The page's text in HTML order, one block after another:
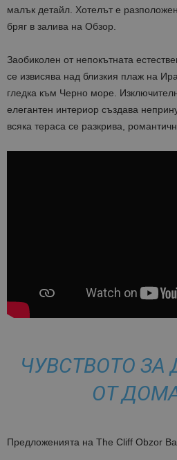
малък детайл. Хотелът е
бряг в залива на Обзор.
Заобиколен от непокътната
се извисява над близкия плаж на
гледка към Черно море.
елегантен интериор създава
всяка тераса се разкрива,
ЧУВСТВОТО
ОТ
Предложенията на The Cliff Obzor